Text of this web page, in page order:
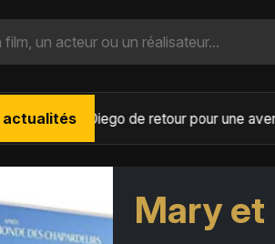
actualités L'Âge de Glace : Le Réveil du Volcan – Manny, Sid et Diego de retour pour une aventure explosive
Mary et